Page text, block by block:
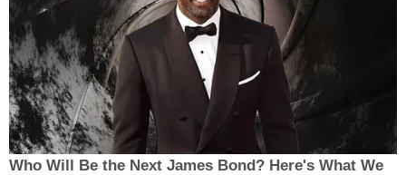
Who Will Be the Next James Bond? Here's What We